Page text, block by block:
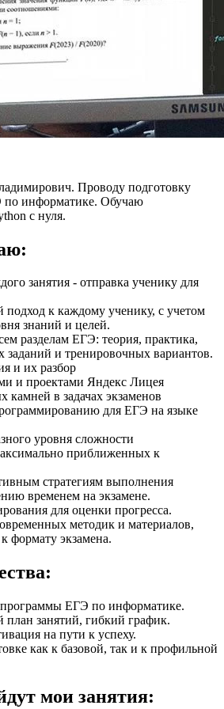
Проводу подготовку
информатике. Обучаю
с нуля.
занятия - отправка ученику для
к каждому ученику, с учетом
знаний и целей.
разделам ЕГЭ: теория, практика,
заданий и тренировочных вариантов.
и их разбор
и проектами Яндекс Лицея
камней в задачах экзаменов
для ЕГЭ на языке
уровня сложности
приближенных к
стратегиям выполнения
временем на экзамене.
для оценки прогресса.
методик и материалов,
формату экзамена.
программы ЕГЭ по информатике.
занятий, гибкий график.
на пути к успеху.
как к базовой, так и к профильной
мои занятия: